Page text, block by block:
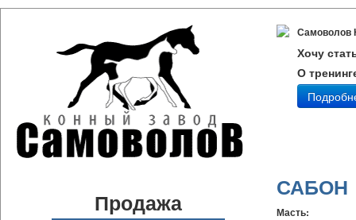
Самоволов
Хочу
О
Продажа
САБОН
Масть: